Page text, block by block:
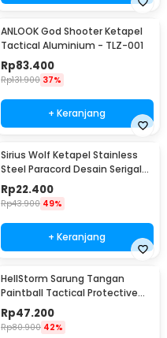
ANLOOK God Shooter Ketapel
Tactical Aluminium - TLZ-001
Rp83.400
Rp131.900 37%
+ Keranjang
Sirius Wolf Ketapel Stainless
Steel Paracord Desain Serigala
- HW-GJ049
Rp22.400
Rp43.900 49%
+ Keranjang
HellStorm Sarung Tangan
Paintball Tactical Protective
Gloves Nylon L - HS210
Rp47.200
Rp80.900 42%